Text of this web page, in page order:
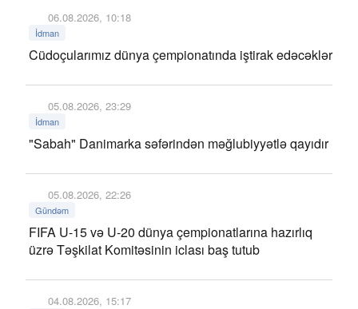
06.08.2026, 10:18
İdman
Cüdoçularımız dünya çempionatında iştirak edəcəklər
05.08.2026, 23:29
İdman
"Sabah" Danimarka səfərindən məğlubiyyətlə qayıdır
05.08.2026, 22:26
Gündəm
FIFA U-15 və U-20 dünya çempionatlarına hazırlıq
üzrə Təşkilat Komitəsinin iclası baş tutub
04.08.2026, 15:17